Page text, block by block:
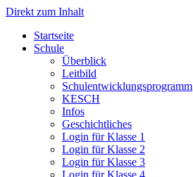
Direkt zum Inhalt
Start­sei­te
Schu­le
Über­blick
Leit­bild
Schul­ent­wick­lungs­pro­gramm
KESCH
Infos
Geschicht­li­ches
Log­in für Klas­se 1
Log­in für Klas­se 2
Log­in für Klas­se 3
Log­in für Klas­se 4